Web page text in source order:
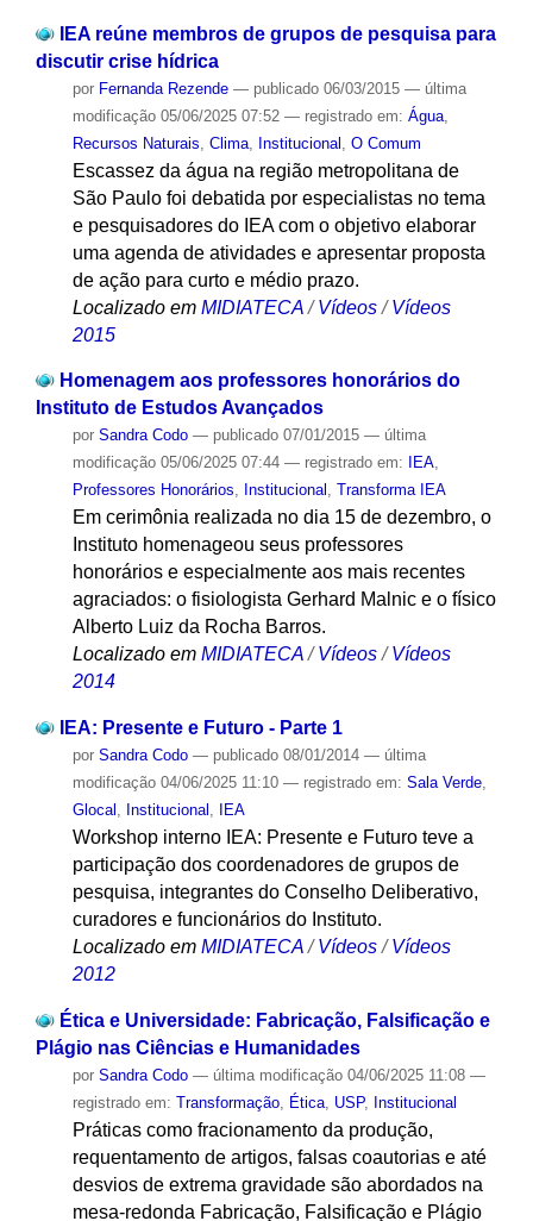
IEA reúne membros de grupos de pesquisa para
discutir crise hídrica
por Fernanda Rezende — publicado06/03/2015 — última
modificação05/06/2025 07:52 — registrado em: Água,
Recursos Naturais Clima, Institucional O Comum
Escassez da água na região metropolitana de
São Paulo foi debatida por especialistas no tema
e pesquisadores do IEA com o objetivo elaborar
uma agenda de atividades e apresentar proposta
de ação para curto e médio prazo.
Localizado em MIDIATECA /Vídeos /Vídeos
2015
Homenagem aos professores honorários do
Instituto de Estudos Avançados
por Sandra Codo — publicado07/01/2015 — última
modificação05/06/2025 07:44 — registrado em: IEA,
Professores Honorários, Institucional , Transforma IEA
Em cerimônia realizada no dia 15 de dezembro, o
Instituto homenageou seus professores
honorários e especialmente aos mais recentes
agraciados: o fisiologista Gerhard Malnic e o físico
Alberto Luiz da Rocha Barros.
Localizado em MIDIATECA / Vídeos / Vídeos
2014
IEA: Presente e Futuro - Parte 1
por Sandra Codo — publicado08/01/2014 — última
modificação04/06/2025 11:10 — registrado em: Sala Verde,
Glocal , Institucional , IEA
Workshop interno IEA: Presente e Futuro teve a
participação dos coordenadores de grupos de
pesquisa, integrantes do Conselho Deliberativo,
curadores e funcionários do Instituto.
Localizado em MIDIATECA /Vídeos /Vídeos
2012
Ética e Universidade: Fabricação, Falsificação e
Plágio nas Ciências e Humanidades
por Sandra Codo — última modificação04/06/2025 11:08 —
registrado em: Transformação, Ética, USP, Institucional
Práticas como fracionamento da produção,
requentamento de artigos, falsas coautorias e até
desvios de extrema gravidade são abordados na
mesa-redonda Fabricação, Falsificação e Plágio